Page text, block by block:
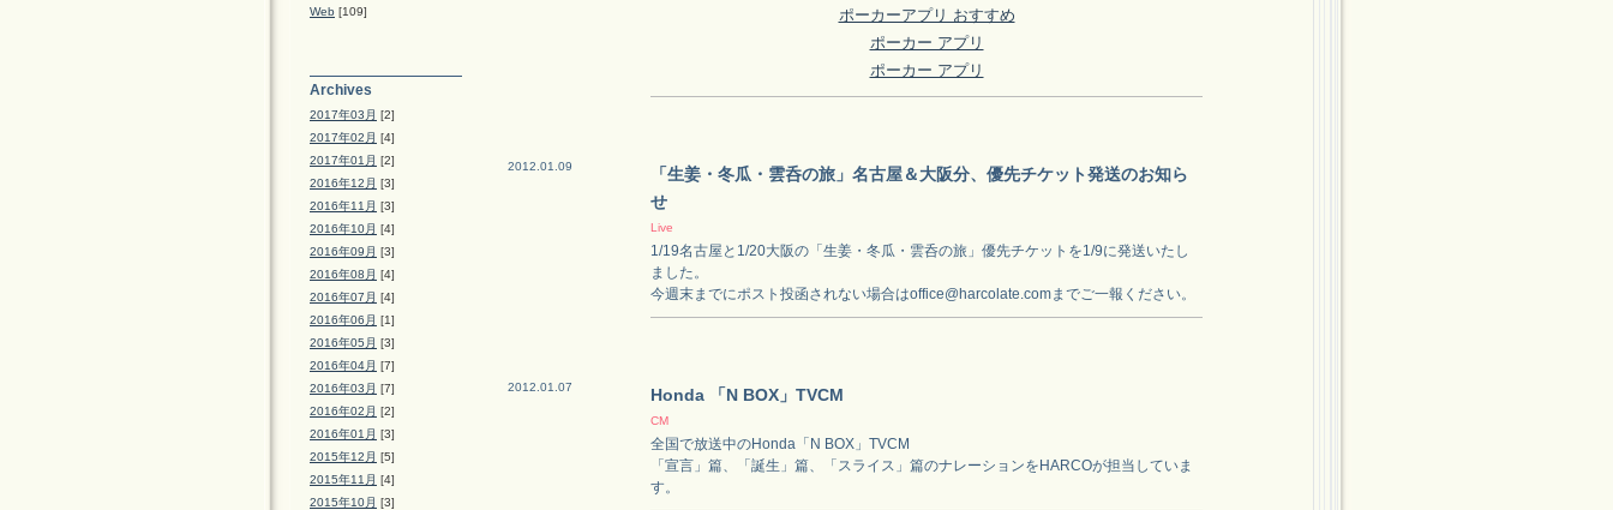
Web [109]
Archives
2017年03月 [2]
2017年02月 [4]
2017年01月 [2]
2016年12月 [3]
2016年11月 [3]
2016年10月 [4]
2016年09月 [3]
2016年08月 [4]
2016年07月 [4]
2016年06月 [1]
2016年05月 [3]
2016年04月 [7]
2016年03月 [7]
2016年02月 [2]
2016年01月 [3]
2015年12月 [5]
2015年11月 [4]
2015年10月 [3]
ポーカーアプリ おすすめ
ポーカー アプリ
ポーカー アプリ
2012.01.09
「生姜・冬瓜・雲呑の旅」名古屋＆大阪分、優先チケット発送のお知ら
せ
Live
1/19名古屋と1/20大阪の「生姜・冬瓜・雲呑の旅」優先チケットを1/9に発送いたし
ました。
今週末までにポスト投函されない場合はoffice@harcolate.comまでご一報ください。
2012.01.07 Honda 「N BOX」TVCM
CM
全国で放送中のHonda「N BOX」TVCM
「宣言」篇、「誕生」篇、「スライス」篇のナレーションをHARCOが担当していま
す。